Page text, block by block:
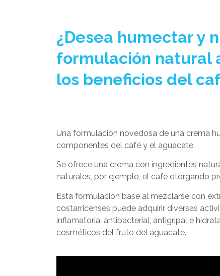
¿Desea humectar y
formulación natural
los beneficios del
Una formulación novedosa de una crema
componentes del café y el aguacate.
Se ofrece una crema con ingredientes
naturales, por ejemplo, el café otorgando
Esta formulación base al mezclarse con
costarricenses puede adquirir diversas
inflamatoria, antibacterial, antigripal e
cosméticos del fruto del aguacate.